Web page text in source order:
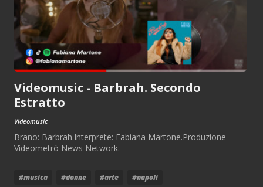
Videomusic - Barbrah. Secondo
Estratto
Videomusic
Brano: Barbrah.Interprete: Fabiana Martone.Produzione
Videometrò News Network.
#musica #donne #arte #napoli